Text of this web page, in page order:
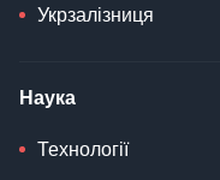
Укрзалізниця
Наука
Технології